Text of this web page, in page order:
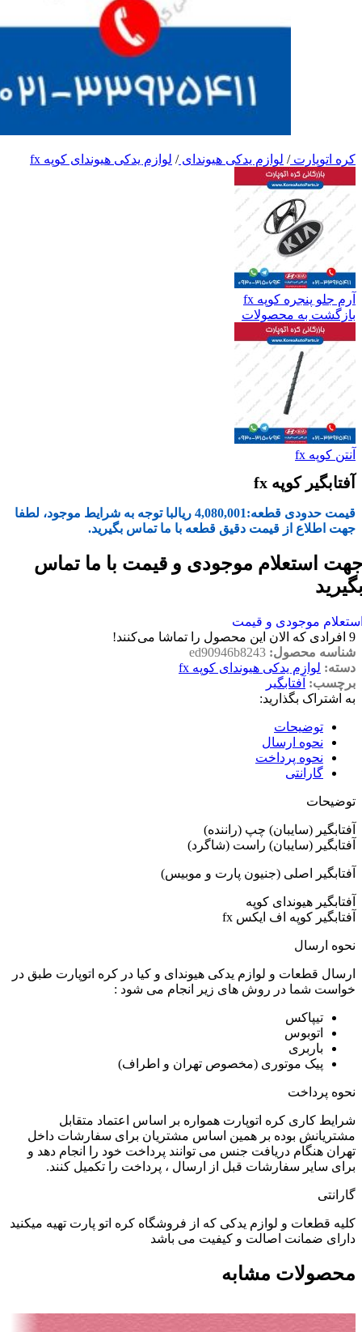
کره اتوپارت/ لوازم یدکی هیوندای/ لوازم یدکی هیوندای کوپه fx
آرم جلو پنجره کوپه fx
بازگشت به محصولات
آنتن کوپه fx
آفتابگیر کوپه fx
قیمت حدودی قطعه:4,080,001 ریالبا توجه به شرایط موجود، لطفا
جهت اطلاع از قیمت دقیق قطعه با ما تماس بگیرید.
استعلام موجودی و قیمت با ما تماس
موجودی و قیمت
9 افرادی که الان این محصول را تماشا می‌کنند!
شناسه محصول: ed90946b8243
دسته: لوازم یدکی هیوندای کوپه fx
برچسب: آفتابگیر
به اشتراک بگذارید:
توضیحات
نحوه ارسال
نحوه پرداخت
گارانتی
توضیحات
آفتابگیر (سایبان) چپ (راننده)
آفتابگیر (سایبان) راست (شاگرد)
آفتابگیر اصلی (جنیون پارت و موبیس)
آفتابگیر هیوندای کوپه
آفتابگیر کوپه اف ایکس fx
نحوه ارسال
ارسال قطعات و لوازم یدکی هیوندای و کیا در کره اتوپارت طبق در
خواست شما در روش های زیر انجام می شود :
تیپاکس
اتوبوس
باربری
پیک موتوری (مخصوص تهران و اطراف)
نحوه پرداخت
شرایط کاری کره اتوپارت همواره بر اساس اعتماد متقابل
مشتریانش بوده بر همین اساس مشتریان برای سفارشات داخل
تهران هنگام دریافت جنس می توانند پرداخت خود را انجام دهد و
برای سایر سفارشات قبل از ارسال ، پرداخت را تکمیل کنند.
گارانتی
کلیه قطعات و لوازم یدکی که از فروشگاه کره اتو پارت تهیه میکنید
دارای ضمانت اصالت و کیفیت می باشد
محصولات مشابه